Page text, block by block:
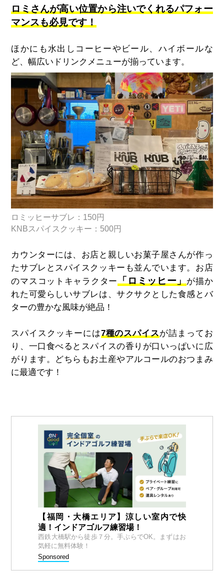
ロミさんが高い位置から注いでくれるパフォー
マンスも必見です！
ほかにも水出しコーヒーやビール、ハイボールな
ど、幅広いドリンクメニューが揃っています。
ロミッヒーサブレ：150円
KNBスパイスクッキー：500円
カウンターには、お店と親しいお菓子屋さんが作っ
たサブレとスパイスクッキーも並んでいます。お店
のマスコットキャラクター「ロミッヒー」が描か
れた可愛らしいサブレは、サクサクとした食感とバ
ターの豊かな風味が絶品！
スパイスクッキーには7種のスパイスが詰まってお
り、一口食べるとスパイスの香りが口いっぱいに広
がります。どちらもお土産やアルコールのおつまみ
に最適です！
【福岡・大橋エリア】涼しい室内で快
適！インドアゴルフ練習場！
西鉄大橋駅から徒歩７分。手ぶらでOK。まずはお
気軽に無料体験！
Sponsored